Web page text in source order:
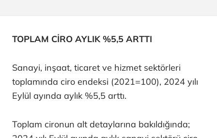
TOPLAM CİRO AYLIK %5,5 ARTTI
Sanayi, inşaat, ticaret ve hizmet sektörleri
toplamında ciro endeksi (2021=100), 2024 yılı
Eylül ayında aylık %5,5 arttı.
Toplam cironun alt detaylarına bakıldığında;